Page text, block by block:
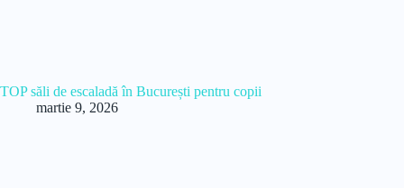
TOP săli de escaladă în București pentru copii
martie 9, 2026